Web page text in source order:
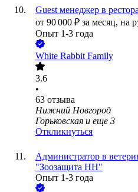
Guest менеджер в
от 90 000 ₽ за месяц, на
Опыт 1-3 года
White Rabbit Family
3.6
•
63 отзыва
Нижний Новгород
Горьковская и еще 3
Откликнуться
Администратор в
"Зоозащита НН"
Опыт 1-3 года